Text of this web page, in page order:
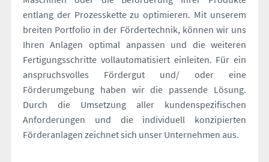
entlang der Prozesskette zu optimieren. Mit unserem
breiten Portfolio in der Fördertechnik, können wir uns
Ihren Anlagen optimal anpassen und die weiteren
Fertigungsschritte vollautomatisiert einleiten. Für ein
anspruchsvolles Fördergut und/ oder eine
Förderumgebung haben wir die passende Lösung.
Durch die Umsetzung aller kundenspezifischen
Anforderungen und die individuell konzipierten
Förderanlagen zeichnet sich unser Unternehmen aus.